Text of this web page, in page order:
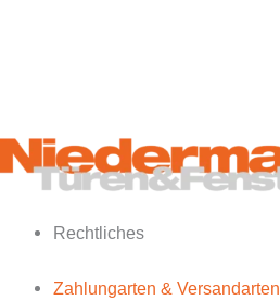
Rechtliches
Zahlungarten & Versandarten